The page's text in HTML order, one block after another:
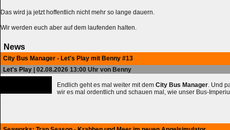
Das wird ja jetzt hoffentlich nicht mehr so lange dauern.
Wir werden euch aber auf dem laufenden halten.
News
City Bus Manager - Let's Play mit Benny #13
Let's Play | 02.08.2026 13:00 Uhr von Benny
Endlich geht es mal weiter mit dem City Bus Manager. Und
wir es mal ordentlich und schauen mal, wie unser Bus-